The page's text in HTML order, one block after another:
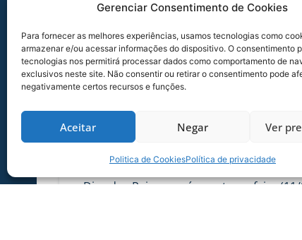
Gerenciar Consentimento de Cookies
Para fornecer as melhores experiências, usamos tecnologias como
armazenar e/ou acessar informações do dispositivo. O consentimento
tecnologias nos permitirá processar dados como comportamento de
exclusivos neste site. Não consentir ou retirar o consentimento pode
negativamente certos recursos e funções.
Aceitar Negar Ver
Politica de CookiesPolítica de privacidade
SERVIÇO DE JOGO: AVAÍ X CRB-AL,
SÉRIE B
Dias dos Pais vem aí, e na terça-feira (11/